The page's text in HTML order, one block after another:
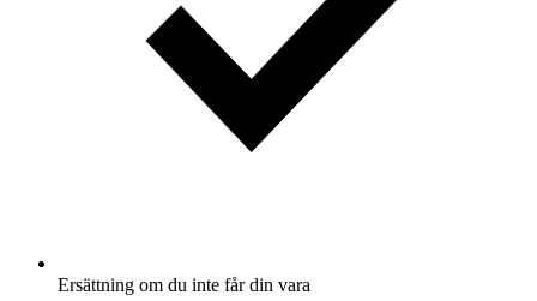
Ersättning om du inte får din vara